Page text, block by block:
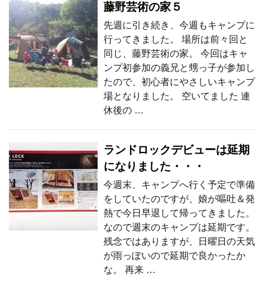
藤野芸術の家５
先週に引き続き、今週もキャンプに
行ってきました。 場所は前々回と
同じ、藤野芸術の家。 今回はキャ
ンプ初参加の義兄と甥っ子が参加し
たので、初心者にやさしいキャンプ
場となりました。 空いてました 連
休後の …
ランドロックデビューは延期
になりました・・・
今週末、キャンプへ行く予定で準備
をしていたのですが、娘が嘔吐＆発
熱で今日早退して帰ってきました。
なので週末のキャンプは延期です。
残念ではありますが、日曜日の天気
が雨っぽいので延期で良かったか
な。 再来 …